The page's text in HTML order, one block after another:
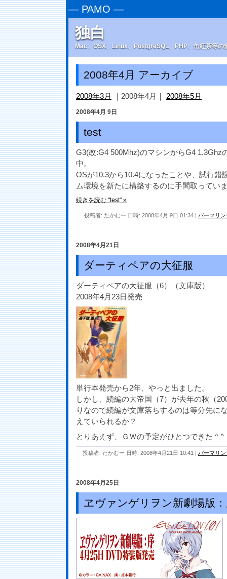
— PAMO —
独白
Mac、OSX、Linux、PostgreSQL、PHP、缶紅茶等の
2008年4月 アーカイブ
2008年3月 ｜2008年4月｜ 2008年5月
2008年4月 9日
test
G3(改:G4 500Mhz)のマシンからG4 1.3Ghz
中。
OSが10.3から10.4になったことや、試行錯
ム環境を新たに構築するのに手間取ってい
続きを読む "test" »
投稿者: たかむー 日時: 2008年4月 9日 01:34 | パーマリン
2008年4月21日
ダーティペアの大征服
ダーティペアの大征服（6）（文庫版）
2008年4月23日発売
単行本発売から2年、やっと出ました。
しかし、続編の大帝国（7）が去年の秋（
りなので続編が文庫落ちするのは等分先に
えていられるか？
とりあえず、ＧＷの予定がひとつできた ^ ^
投稿者: たかむー 日時: 2008年4月21日 10:41 | パーマリン
2008年4月25日
ヱヴァンゲリヲン新劇場版